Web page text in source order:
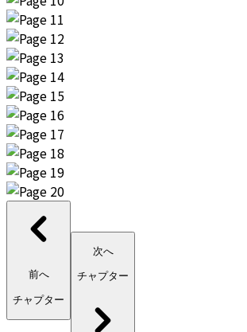
前へ
チャプター
次へ
チャプター